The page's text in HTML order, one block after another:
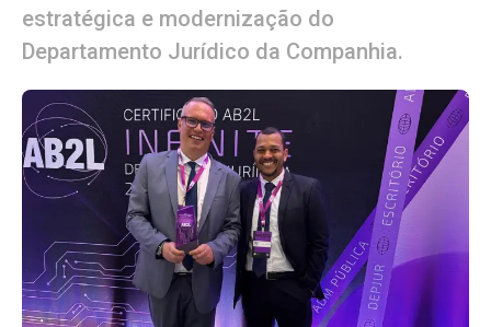
estratégica e modernização do
Departamento Jurídico da Companhia.